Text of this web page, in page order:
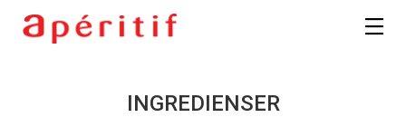
INGREDIENSER